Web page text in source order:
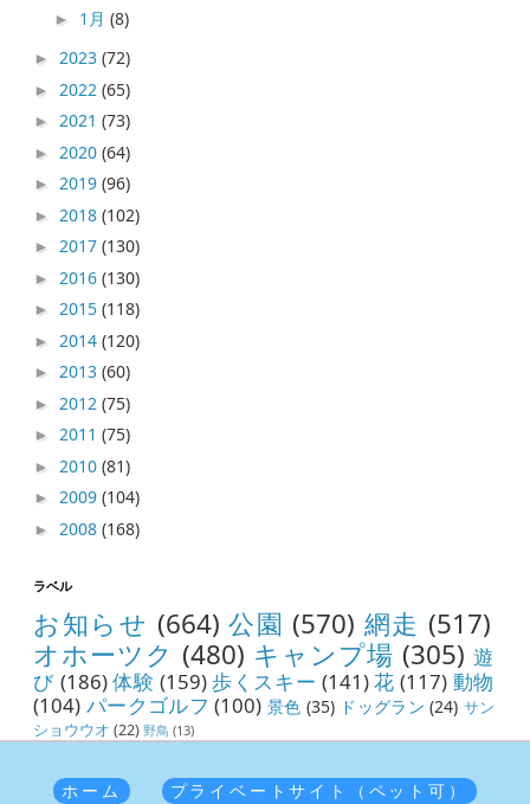
► 1月(8)
►2023(72)
► 2022(65)
►2021(73)
► 2020(64)
►2019(96)
► 2018(102)
►2017(130)
► 2016(130)
►2015(118)
► 2014(120)
►2013(60)
► 2012(75)
►2011(75)
► 2010(81)
►2009(104)
► 2008(168)
ラベル
お知らせ (664) 公園 (570) 網走 (517)
オホーツク (480) キャンプ場 (305) 遊
び (186)体験 (159)歩くスキー (141)花 (117) 動物
(104) パークゴルフ (100) 景色 (35) ドッグラン (24) サン
ショウウオ (22) 野鳥 (13)
ホーム プライベートサイト（ペット可）